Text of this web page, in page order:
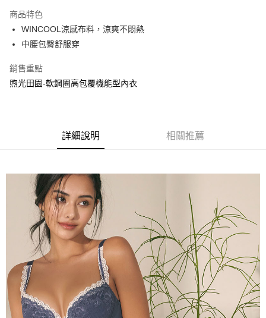
運送方式
全家取貨付款
每筆NT$90，滿NT$1,300(含以上)免運費
付款後全家取貨
每筆NT$90，滿NT$1,300(含以上)免運費
7-11取貨(快速到店)
每筆NT$90
宅配-貨到不付款
每筆NT$90，滿NT$1,300(含以上)免運費
香港直送- 順豐海外 查看運費
海外專區｜ Overseas 查看運費
澳門直送- 順豐海外 查看運費
商品特色
WINCOOL涼感布料，涼爽不悶熱
中腰包臀舒服穿
銷售重點
煦光田園-軟鋼圈高包覆機能型內衣
詳細說明 相關推薦